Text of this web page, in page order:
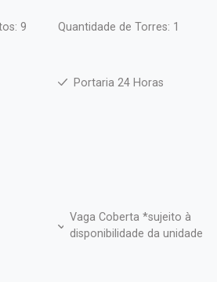
9
Quantidade de Torres: 1
Portaria 24 Horas
Vaga Coberta *sujeito à
disponibilidade da unidade